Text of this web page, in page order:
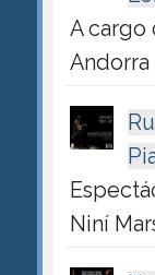
A cargo
Andorra
Niní